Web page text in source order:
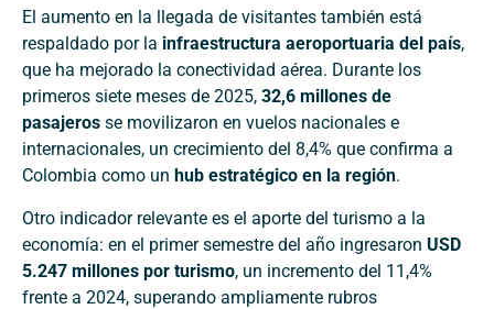
El aumento en la llegada de visitantes también está
respaldado por la infraestructura aeroportuaria del país,
que ha mejorado la conectividad aérea. Durante los
primeros siete meses de 2025, 32,6 millones de
pasajeros se movilizaron en vuelos nacionales e
internacionales, un crecimiento del 8,4% que confirma a
Colombia como un hub estratégico en la región.
Otro indicador relevante es el aporte del turismo a la
economía: en el primer semestre del año ingresaron USD
5.247 millones por turismo, un incremento del 11,4%
frente a 2024, superando ampliamente rubros